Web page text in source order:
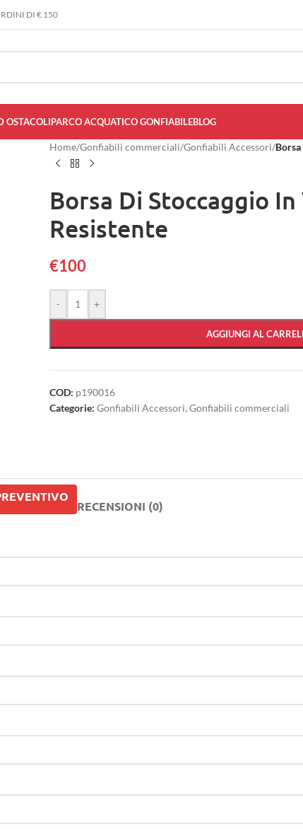
DI € 150
OSTACOLIPARCO ACQUATICO GONFIABILEBLOG
Home/Gonfiabili commerciali/Gonfiabili Accessori/
Borsa Di Stoccaggio
Resistente
€100
- +
AGGIUNGI AL
COD: p190016
Categorie: Gonfiabili Accessori, Gonfiabili commerciali
RECENSIONI (0)